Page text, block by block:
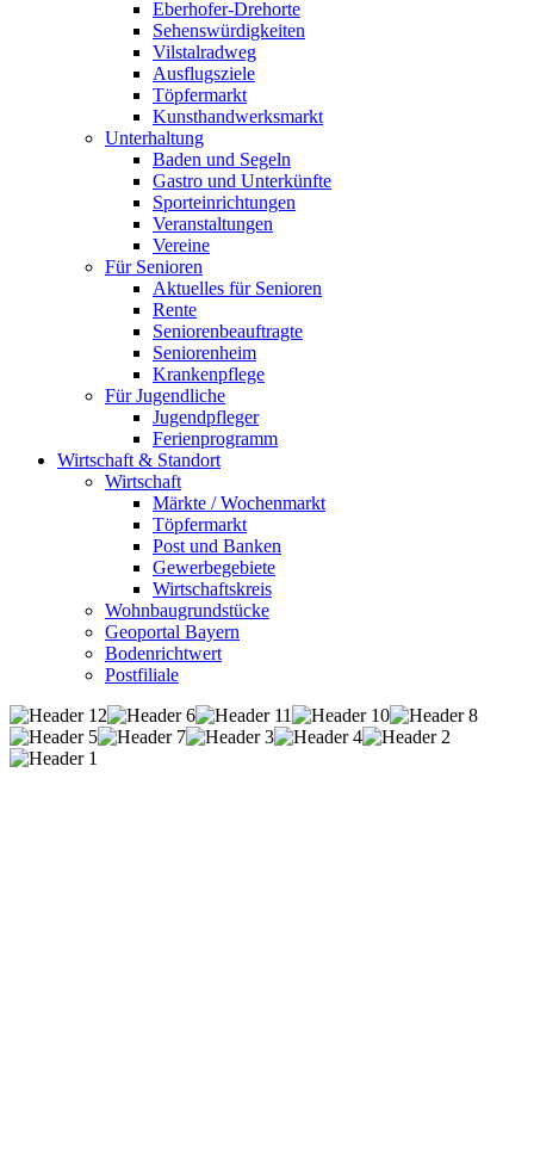
Eberhofer-Drehorte
Sehenswürdigkeiten
Vilstalradweg
Ausflugsziele
Töpfermarkt
Kunsthandwerksmarkt
Unterhaltung
Baden und Segeln
Gastro und Unterkünfte
Sporteinrichtungen
Veranstaltungen
Vereine
Für Senioren
Aktuelles für Senioren
Rente
Seniorenbeauftragte
Seniorenheim
Krankenpflege
Für Jugendliche
Jugendpfleger
Ferienprogramm
Wirtschaft & Standort
Wirtschaft
Märkte / Wochenmarkt
Töpfermarkt
Post und Banken
Gewerbegebiete
Wirtschaftskreis
Wohnbaugrundstücke
Geoportal Bayern
Bodenrichtwert
Postfiliale